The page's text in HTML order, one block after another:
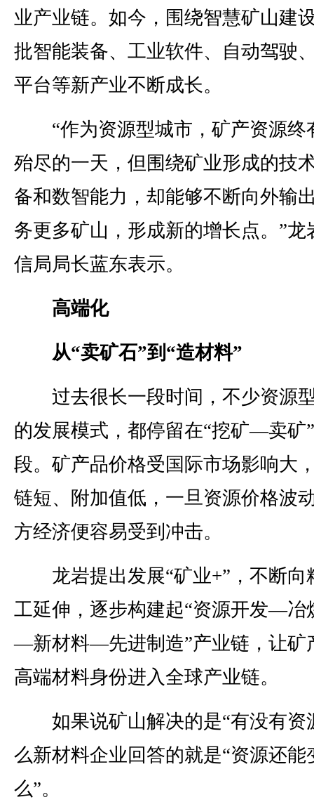
业产业链。如今，围绕智慧矿山建
批智能装备、工业软件、自动驾驶
平台等新产业不断成长。
“作为资源型城市，矿产资源终
殆尽的一天，但围绕矿业形成的技
备和数智能力，却能够不断向外输
务更多矿山，形成新的增长点。”龙
信局局长蓝东表示。
高端化
从“卖矿石”到“造材料”
过去很长一段时间，不少资源
的发展模式，都停留在“挖矿—卖矿
段。矿产品价格受国际市场影响大
链短、附加值低，一旦资源价格波
方经济便容易受到冲击。
龙岩提出发展“矿业+”，不断向
工延伸，逐步构建起“资源开发—冶
—新材料—先进制造”产业链，让矿
高端材料身份进入全球产业链。
如果说矿山解决的是“有没有资
么新材料企业回答的就是“资源还能
么”。